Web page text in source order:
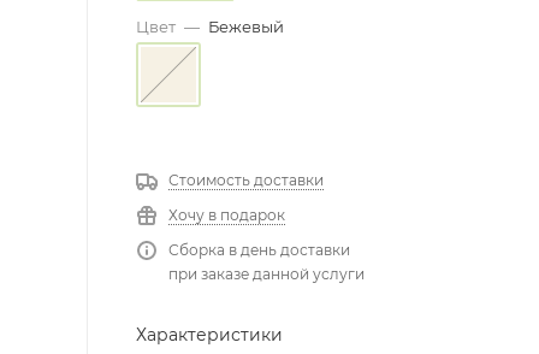
Цвет — Бежевый
Стоимость доставки
Хочу в подарок
Сборка в день доставки
при заказе данной услуги
Характеристики